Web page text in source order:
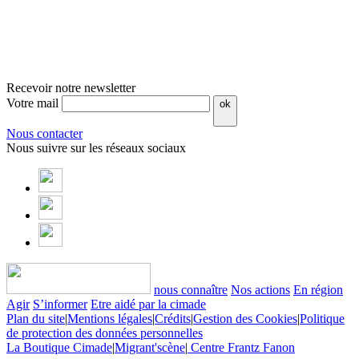
Recevoir notre newsletter
Votre mail
ok
Nous contacter
Nous suivre sur les réseaux sociaux
nous connaître Nos actions En région
Agir S’informer Etre aidé par la cimade
Plan du site|Mentions légales|Crédits|Gestion des Cookies|Politique
de protection des données personnelles
La Boutique Cimade|Migrant'scène| Centre Frantz Fanon